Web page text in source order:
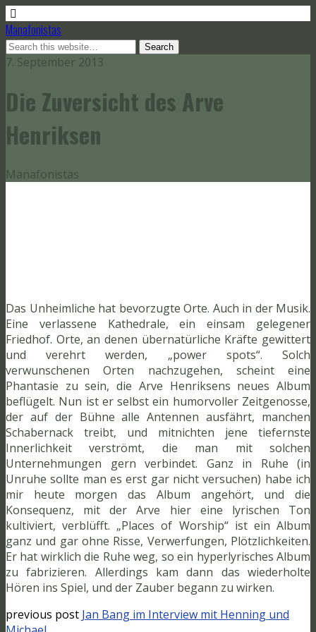
Manafonistas
7. September 2013
Die Zuversicht des Arve
Henriksen
Manafonistas
Das Unheimliche hat bevorzugte Orte. Auch in der Musik.
Eine verlassene Kathedrale, ein einsam gelegener
Friedhof. Orte, an denen übernatürliche Kräfte gewittert
und verehrt werden, „power spots“. Solch
verwunschenen Orten nachzugehen, scheint eine
Phantasie zu sein, die Arve Henriksens neues Album
beflügelt. Nun ist er selbst ein humorvoller Zeitgenosse,
der auf der Bühne alle Antennen ausfährt, manchen
Schabernack treibt, und mitnichten jene tiefernste
Innerlichkeit verströmt, die man mit solchen
Unternehmungen gern verbindet. Ganz in Ruhe (in
Unruhe sollte man es erst gar nicht versuchen) habe ich
mir heute morgen das Album angehört, und die
Konsequenz, mit der Arve hier eine lyrischen Ton
kultiviert, verblüfft. „Places of Worship“ ist ein Album
ganz und gar ohne Risse, Verwerfungen, Plötzlichkeiten.
Er hat wirklich die Ruhe weg, so ein hyperlyrisches Album
zu fabrizieren. Allerdings kam dann das wiederholte
Hören ins Spiel, und der Zauber begann zu wirken.
previous post Jan Bang im Interview mit Henning und